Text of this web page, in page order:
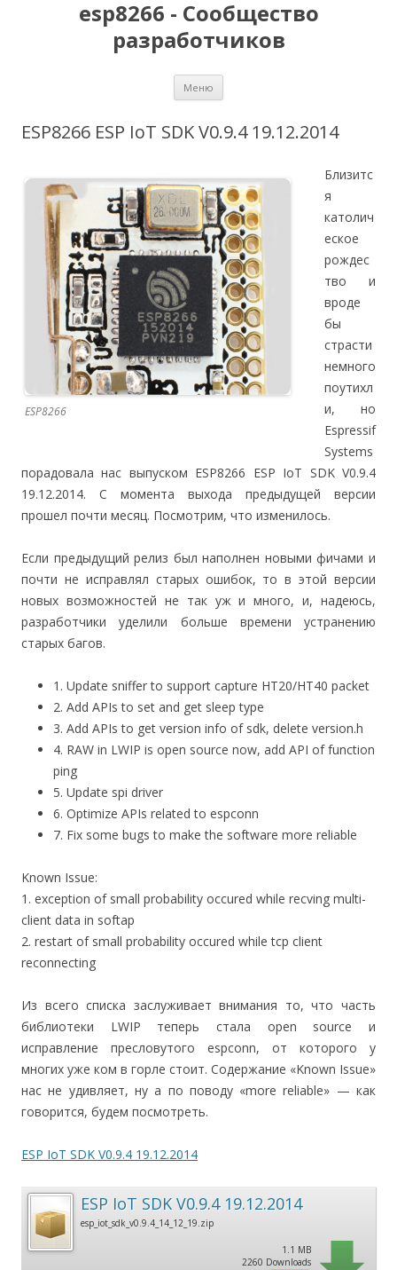
esp8266 - Сообщество
разработчиков
Меню
ESP8266 ESP IoT SDK V0.9.4 19.12.2014
ESP8266
Близитс
я
католич
еское
рождес
тво и
вроде
бы
страсти
немного
поутихл
и, но
Espressif
Systems
порадовала нас выпуском ESP8266 ESP IoT SDK V0.9.4
19.12.2014. С момента выхода предыдущей версии
прошел почти месяц. Посмотрим, что изменилось.
Если предыдущий релиз был наполнен новыми фичами и
почти не исправлял старых ошибок, то в этой версии
новых возможностей не так уж и много, и, надеюсь,
разработчики уделили больше времени устранению
старых багов.
1. Update sniffer to support capture HT20/HT40 packet
2. Add APIs to set and get sleep type
3. Add APIs to get version info of sdk, delete version.h
4. RAW in LWIP is open source now, add API of function
ping
5. Update spi driver
6. Optimize APIs related to espconn
7. Fix some bugs to make the software more reliable
Known Issue:
1. exception of small probability occured while recving multi-
client data in softap
2. restart of small probability occured while tcp client
reconnecting
Из всего списка заслуживает внимания то, что часть
библиотеки LWIP теперь стала open source и
исправление пресловутого espconn, от которого у
многих уже ком в горле стоит. Содержание «Known Issue»
нас не удивляет, ну а по поводу «more reliable» — как
говорится, будем посмотреть.
ESP IoT SDK V0.9.4 19.12.2014
ESP IoT SDK V0.9.4 19.12.2014
esp_iot_sdk_v0.9.4_14_12_19.zip
1.1 MB
2260 Downloads